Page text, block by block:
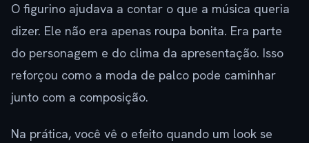
O figurino ajudava a contar o que a música queria
dizer. Ele não era apenas roupa bonita. Era parte
do personagem e do clima da apresentação. Isso
reforçou como a moda de palco pode caminhar
junto com a composição.
Na prática, você vê o efeito quando um look se